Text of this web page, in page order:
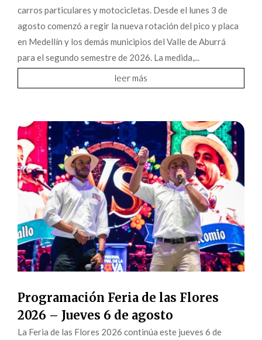
carros particulares y motocicletas. Desde el lunes 3 de
agosto comenzó a regir la nueva rotación del pico y placa
en Medellín y los demás municipios del Valle de Aburrá
para el segundo semestre de 2026. La medida,...
leer más
Programación Feria de las Flores
2026 – Jueves 6 de agosto
La Feria de las Flores 2026 continúa este jueves 6 de